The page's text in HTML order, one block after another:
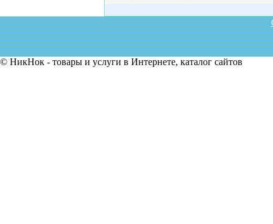
© НикНок - товары и услуги в Интернете, каталог сайтов